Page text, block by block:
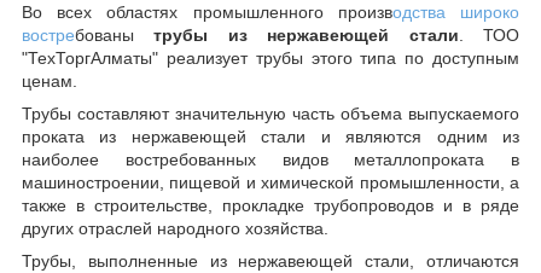
Во всех областях промышленного производства широко
востребованытрубы из нержавеющей стали. ТОО
"ТехТоргАлматы" реализует трубы этого типа по доступным
ценам.
Трубы составляют значительную часть объема выпускаемого
проката из нержавеющей стали и являются одним из
наиболее востребованных видов металлопроката в
машиностроении, пищевой и химической промышленности, а
также в строительстве, прокладке трубопроводов и в ряде
других отраслей народного хозяйства.
Трубы, выполненные из нержавеющей стали, отличаются